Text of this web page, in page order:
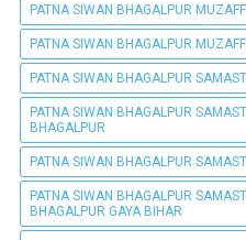
PATNA SIWAN BHAGALPUR
PATNA SIWAN BHAGALPUR
PATNA SIWAN BHAGALPUR
PATNA SIWAN BHAGALPUR
BHAGALPUR
PATNA SIWAN BHAGALPUR
PATNA SIWAN BHAGALPUR
BHAGALPUR GAYA BIHAR